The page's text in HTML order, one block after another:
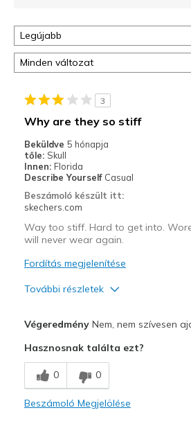
3
Why are they so stiff
Beküldve 5 hónapja
tőle: Skull
Innen: Florida
Describe Yourself Casual
Beszámoló készült itt:
skechers.com
Way too stiff. Hard to get into.
will never wear again.
Fordítás megjelenítése
További részletek
Kontra
Need Break In
VégeredményNem, nem szívesen
Hasznosnak találta ezt?
0 0
Beszámoló Megjelölése